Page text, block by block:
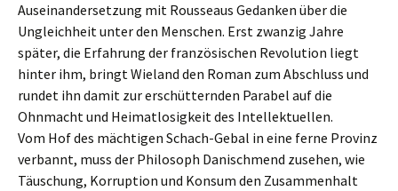
Auseinandersetzung mit Rousseaus Gedanken über die
Ungleichheit unter den Menschen. Erst zwanzig Jahre
später, die Erfahrung der französischen Revolution liegt
hinter ihm, bringt Wieland den Roman zum Abschluss und
rundet ihn damit zur erschütternden Parabel auf die
Ohnmacht und Heimatlosigkeit des Intellektuellen.
Vom Hof des mächtigen Schach-Gebal in eine ferne Provinz
verbannt, muss der Philosoph Danischmend zusehen, wie
Täuschung, Korruption und Konsum den Zusammenhalt